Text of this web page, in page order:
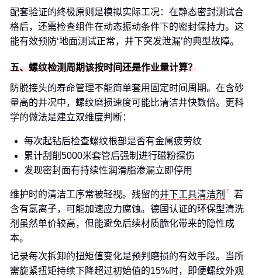
配套验证的终极原则是模拟实际工况：在静态密封测试合
格后，还需检查组件在动态振动条件下的密封保持力。这
能有效预防‘地面测试正常，井下突发泄漏’的典型故障。
五、螺纹检测周期该按时间还是作业量计算？
防脱接头的寿命管理不能简单套用固定时间周期。在含砂
量高的井况中，螺纹磨损速度可能比清洁井快数倍。更科
学的做法是建立双维度判断：
每次起钻后检查螺纹根部是否有金属疲劳纹
累计刮削5000米套管后强制进行磁粉探伤
发现密封面有持续性润滑脂渗漏立即停用
维护时的清洁工序常被轻视。残留的井下工具清洁剂
若
含有氯离子，可能加速应力腐蚀。德国认证的环保型清洗
剂虽然单价较高，但能避免后续材质脆化带来的隐性成
本。
记录每次拆卸的扭矩值变化是预判磨损的有效手段。当所
需旋紧扭矩持续下降超过初始值的15%时，即便螺纹外观